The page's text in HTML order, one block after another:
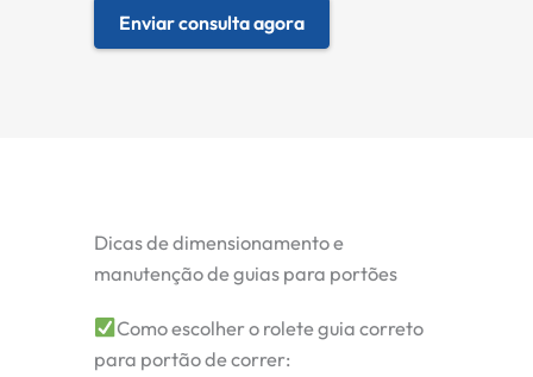
Enviar consulta agora
Dicas de dimensionamento e
manutenção de guias para portões
Como escolher o rolete guia correto
para portão de correr: